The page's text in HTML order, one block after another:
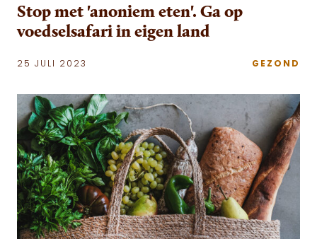
Stop met 'anoniem eten'. Ga op
voedselsafari in eigen land
25 JULI 2023 GEZOND